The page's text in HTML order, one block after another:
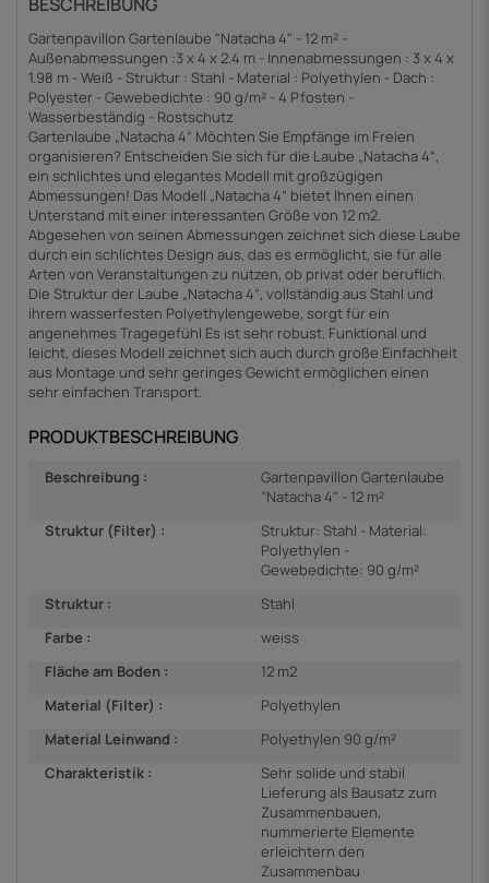
Gartenpavillon Gartenlaube "Natacha 4" - 12 m² -
Außenabmessungen :3 x 4 x 2.4 m - Innenabmessungen : 3 x 4 x
1.98 m - Weiß - Struktur : Stahl - Material : Polyethylen - Dach :
Polyester - Gewebedichte : 90 g/m² - 4 Pfosten -
Wasserbeständig - Rostschutz
Gartenlaube „Natacha 4“ Möchten Sie Empfänge im Freien
organisieren? Entscheiden Sie sich für die Laube „Natacha 4“,
ein schlichtes und elegantes Modell mit großzügigen
Abmessungen! Das Modell „Natacha 4“ bietet Ihnen einen
Unterstand mit einer interessanten Größe von 12 m2.
Abgesehen von seinen Abmessungen zeichnet sich diese Laube
durch ein schlichtes Design aus, das es ermöglicht, sie für alle
Arten von Veranstaltungen zu nutzen, ob privat oder beruflich.
Die Struktur der Laube „Natacha 4“, vollständig aus Stahl und
ihrem wasserfesten Polyethylengewebe, sorgt für ein
angenehmes Tragegefühl Es ist sehr robust. Funktional und
leicht, dieses Modell zeichnet sich auch durch große Einfachheit
aus Montage und sehr geringes Gewicht ermöglichen einen
sehr einfachen Transport.
PRODUKTBESCHREIBUNG
Beschreibung :
Gartenpavillon Gartenlaube
"Natacha 4" - 12 m²
Struktur (Filter) :
Struktur: Stahl - Material:
Polyethylen -
Gewebedichte: 90 g/m²
Struktur :
Stahl
Farbe :
weiss
Fläche am Boden :
12 m2
Material (Filter) :
Polyethylen
Material Leinwand :
Polyethylen 90 g/m²
Charakteristik :
Sehr solide und stabil
Lieferung als Bausatz zum
Zusammenbauen,
nummerierte Elemente
erleichtern den
Zusammenbau